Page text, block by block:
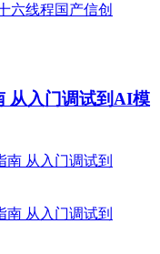
从入门调试到AI模